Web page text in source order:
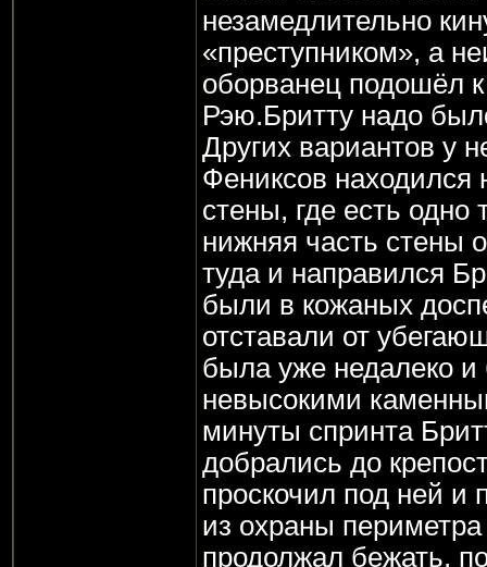
незамедлительно
«преступником», а
оборванец подошёл
Рэю.Бритту надо
Других вариантов у
Фениксов находился
стены, где есть одно
нижняя часть стены
туда и направился
были в кожаных
отставали от
была уже недалеко
невысокими
минуты спринта
добрались до
проскочил под ней и
из охраны
продолжал бежать,